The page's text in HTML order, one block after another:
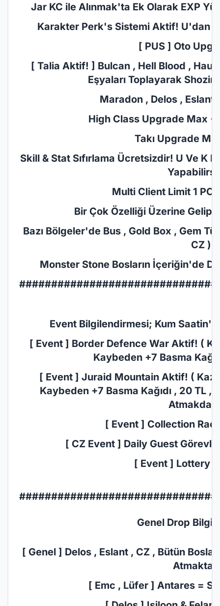
Jar KC ile Alınmak'ta Ek Olarak EXP
Karakter Perk's Sistemi​ Aktif! U'dan
[ PUS ] Oto
[ Talia Aktif! ] Bulcan , Hell Blood ,
Eşyaları Toplayarak
Maradon , Delos , Eslant
High Class Upgrade Max
Takı Upgrade
Skill & Stat Sıfırlama Ücretsizdir! U Ve K
Multi Client Limit 1 PC
Bir Çok Özelliği Üzerine Gelip
Bazı Bölgeler'de Bus , Gold Box , Gem
CZ )
Monster Stone Bosların İçeriğin'de
Event Bilgilendirmesi; Kum
[ Event ] Border Defence War Aktif! (
Kaybeden +7 Basma
[ Event ] Juraid Mountain Aktif! (
Kaybeden +7 Basma Kağıdı , 20 TL
[ Event ] Collection
[ CZ Event ] Daily Guest
[ Event ] Lottery
Genel Drop
[ Genel ] Delos , Eslant , CZ , Bütün
[ Emc , Lüfer ] Antares =